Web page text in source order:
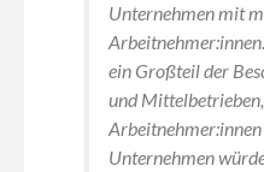
Unternehmen mit
ein Großteil der
und
Unternehmen